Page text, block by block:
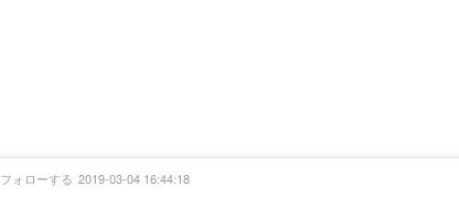
フォローする 2019-03-04 16:44:18